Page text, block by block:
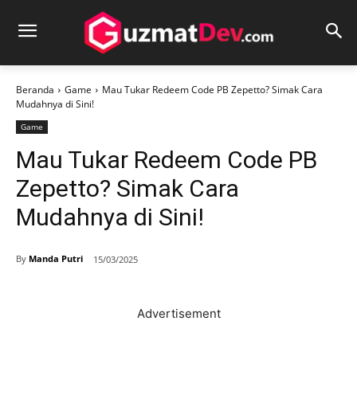
Beranda Game
Mau Tukar Redeem Code PB Zepetto? Simak Cara
Mudahnya di Sini!
Game
Mau Tukar Redeem Code PB
Zepetto? Simak Cara
Mudahnya di Sini!
By Manda Putri 15/03/2025
Advertisement